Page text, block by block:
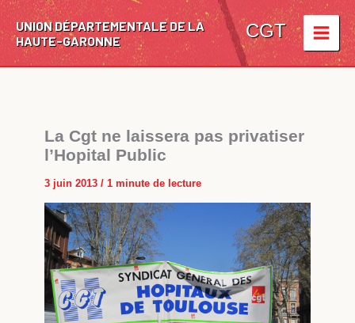
Aller
contenu
UNION DÉPARTEMENTALE DE LA
HAUTE-GARONNE
CGT
La Cgt ne laissera pas privatiser
l’Hopital Public
3 juin 2013/1 minute de lecture